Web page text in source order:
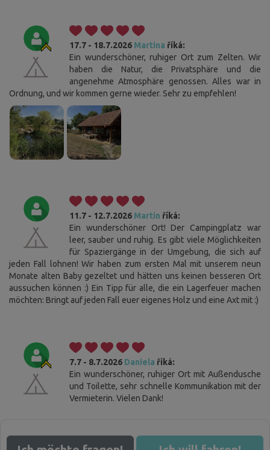
17.7 - 18.7.2026 Martina říká:
Ein wunderschöner, ruhiger Ort zum Zelten. Wir
haben die Natur, die Privatsphäre und die
angenehme Atmosphäre genossen. Alles war in
Ordnung, und wir kommen gerne wieder. Sehr zu empfehlen!
11.7 - 12.7.2026 Martin říká:
Ein wunderschöner Ort! Der Campingplatz war
leer, sauber und ruhig. Es gibt viele Möglichkeiten
für Spaziergänge in der Umgebung, die sich auf
jeden Fall lohnen! Wir haben zum ersten Mal mit unserem neun
Monate alten Baby gezeltet und hätten uns keinen besseren Ort
aussuchen können :) Ein Tipp für alle, die ein Lagerfeuer machen
möchten: Bringt auf jeden Fall euer eigenes Holz und eine Axt mit :)
7.7 - 8.7.2026 Daniela říká:
Ein wunderschöner, ruhiger Ort mit Außendusche
und Toilette, sehr schnelle Kommunikation mit der
Vermieterin. Vielen Dank!